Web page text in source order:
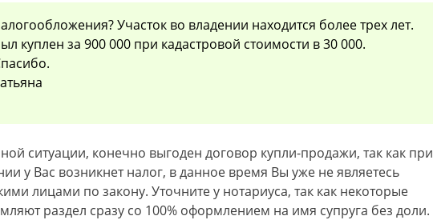
Участок во владении находится более трех лет.
куплен за 900 000 при кадастровой стоимости в 30 000.
ситуации, конечно выгоден договор купли-продажи, так как при
у Вас возникнет налог, в данное время Вы уже не являетесь
лицами по закону. Уточните у нотариуса, так как некоторые
раздел сразу со 100% оформлением на имя супруга без доли.